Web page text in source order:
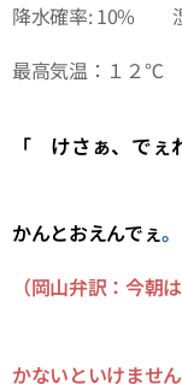
降水確率: 10%
最高気温：１
「けさぁ、でぇ
きょう
かんとおえんでぇ
（岡山弁訳：今朝
今日は
かないといけませ